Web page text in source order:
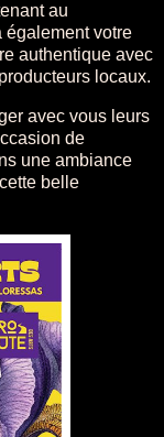
au
également votre
authentique avec
locaux.
avec vous leurs
de
une ambiance
belle